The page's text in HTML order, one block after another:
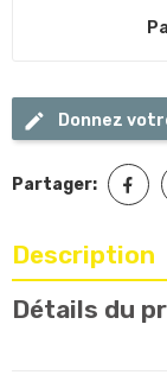
Donnez
Partager:
Description
Détails du